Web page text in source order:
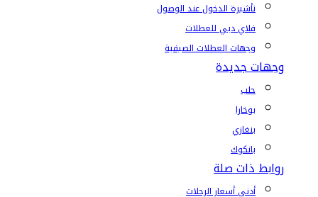
تأشيرة الدخول عند الوصول
فلاي دبي للعطلات
وجهات العطلات الصيفية
وجهات جديدة
حلب
بوخارا
بنغازي
بانكوك
روابط ذات صلة
أدنى أسعار الرحلات